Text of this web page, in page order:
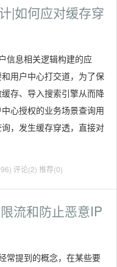
|如何应对缓存穿
信息相关逻辑构建的应
用户中心打交道，为了保
存、导入搜索引擎从而降
心授权的业务场景查询用
，发生缓存穿透，直接对
评论(2) 推荐(0)
流和防止恶意IP
常提到的概念，在某些要